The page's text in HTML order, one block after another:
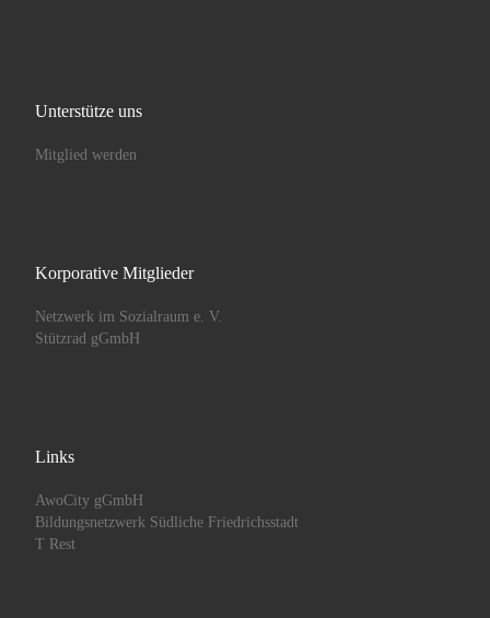
Unterstütze uns
Mitglied werden
Korporative Mitglieder
Netzwerk im Sozialraum e. V.
Stützrad gGmbH
Links
AwoCity gGmbH
Bildungsnetzwerk Südliche Friedrichsstadt
T Rest